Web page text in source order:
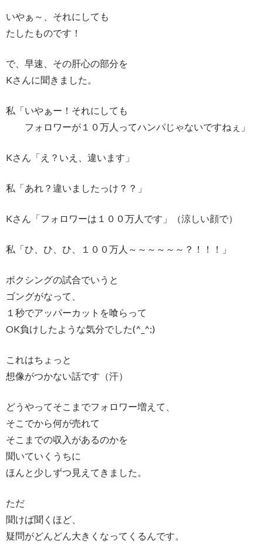
いやぁ～、それにしても
たしたものです！
で、早速、その肝心の部分を
Kさんに聞きました。
私「いやぁー！それにしても
フォロワーが１０万人ってハンパじゃないですねぇ」
Kさん「え？いえ、違います」
私「あれ？違いましたっけ？？」
Kさん「フォロワーは１００万人です」（涼しい顔で）
私「ひ、ひ、ひ、１００万人～～～～～～？！！！」
ボクシングの試合でいうと
ゴングがなって、
１秒でアッパーカットを喰らって
OK負けしたような気分でした(^_^;)
これはちょっと
想像がつかない話です（汗）
どうやってそこまでフォロワー増えて、
そこでから何が売れて
そこまでの収入があるのかを
聞いていくうちに
ほんと少しずつ見えてきました。
ただ
聞けば聞くほど、
疑問がどんどん大きくなってくるんです。